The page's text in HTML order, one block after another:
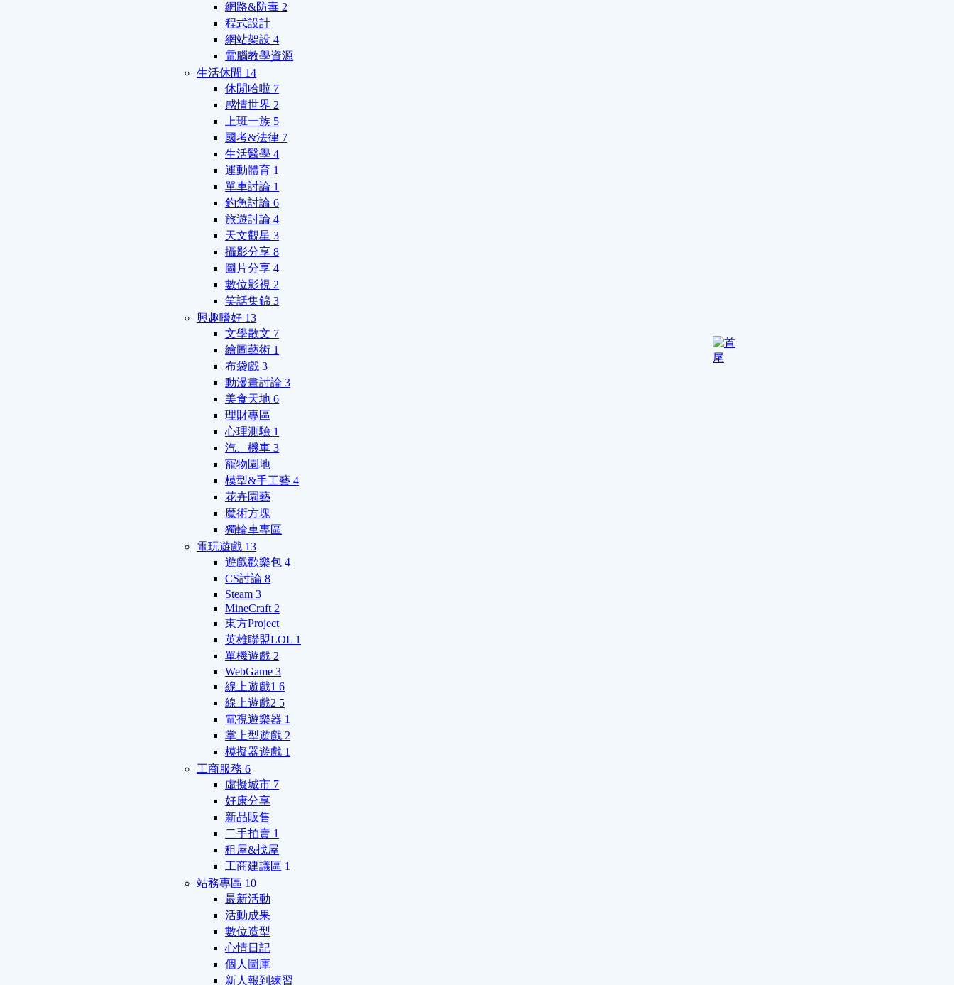
網路&防毒 2
程式設計
網站架設 4
電腦教學資源
生活休閒 14
休閒哈啦 7
感情世界 2
上班一族 5
國考&法律 7
生活醫學 4
運動體育 1
單車討論 1
釣魚討論 6
旅遊討論 4
天文觀星 3
攝影分享 8
圖片分享 4
數位影視 2
笑話集錦 3
興趣嗜好 13
文學散文 7
繪圖藝術 1
布袋戲 3
動漫畫討論 3
美食天地 6
理財專區
心理測驗 1
汽、機車 3
寵物園地
模型&手工藝 4
花卉園藝
魔術方塊
獨輪車專區
電玩遊戲 13
遊戲歡樂包 4
CS討論 8
Steam 3
MineCraft 2
東方Project
英雄聯盟LOL 1
單機遊戲 2
WebGame 3
線上遊戲1 6
線上遊戲2 5
電視遊樂器 1
掌上型遊戲 2
模擬器遊戲 1
工商服務 6
虛擬城市 7
好康分享
新品販售
二手拍賣 1
租屋&找屋
工商建議區 1
站務專區 10
最新活動
活動成果
數位造型
心情日記
個人圖庫
新人報到練習